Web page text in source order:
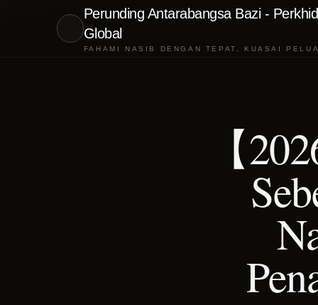
Perunding Antarabangsa Bazi -
Global
FAHAMI NASIB DENGAN TEPAT, KUASAI
【